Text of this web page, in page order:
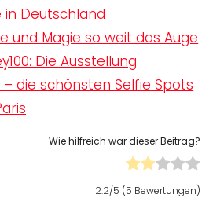
in Deutschland
und Magie so weit das Auge
Die Ausstellung
die schönsten Selfie Spots
Wie hilfreich war dieser Beitrag?
2.2/5 (5 Bewertungen)